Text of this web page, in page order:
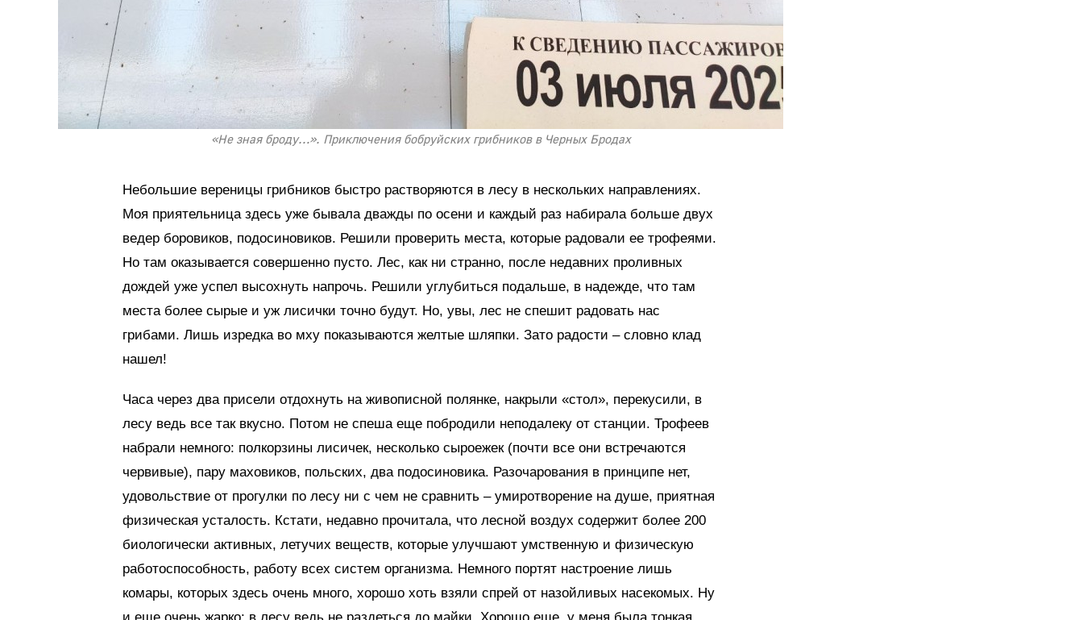
«Не зная броду…». Приключения бобруйских грибников в Черных Бродах
Небольшие вереницы грибников быстро растворяются в лесу в нескольких направлениях.
Моя приятельница здесь уже бывала дважды по осени и каждый раз набирала больше двух
ведер боровиков, подосиновиков. Решили проверить места, которые радовали ее трофеями.
Но там оказывается совершенно пусто. Лес, как ни странно, после недавних проливных
дождей уже успел высохнуть напрочь. Решили углубиться подальше, в надежде, что там
места более сырые и уж лисички точно будут. Но, увы, лес не спешит радовать нас
грибами. Лишь изредка во мху показываются желтые шляпки. Зато радости – словно клад
нашел!
Часа через два присели отдохнуть на живописной полянке, накрыли «стол», перекусили, в
лесу ведь все так вкусно. Потом не спеша еще побродили неподалеку от станции. Трофеев
набрали немного: полкорзины лисичек, несколько сыроежек (почти все они встречаются
червивые), пару маховиков, польских, два подосиновика. Разочарования в принципе нет,
удовольствие от прогулки по лесу ни с чем не сравнить – умиротворение на душе, приятная
физическая усталость. Кстати, недавно прочитала, что лесной воздух содержит более 200
биологически активных, летучих веществ, которые улучшают умственную и физическую
работоспособность, работу всех систем организма. Немного портят настроение лишь
комары, которых здесь очень много, хорошо хоть взяли спрей от назойливых насекомых. Ну